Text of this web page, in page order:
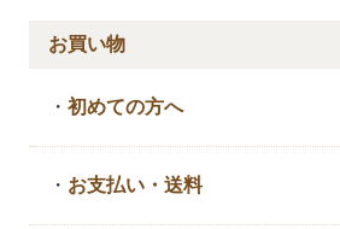
お買い物
・初めての方へ
・ お支払い・送料